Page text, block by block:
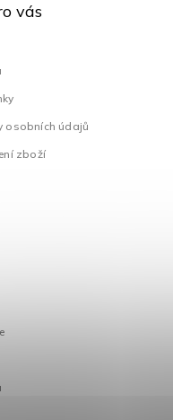
vás
osobních údajů
zboží